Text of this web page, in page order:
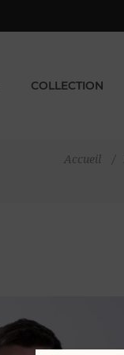
COLLECTION
Accueil /